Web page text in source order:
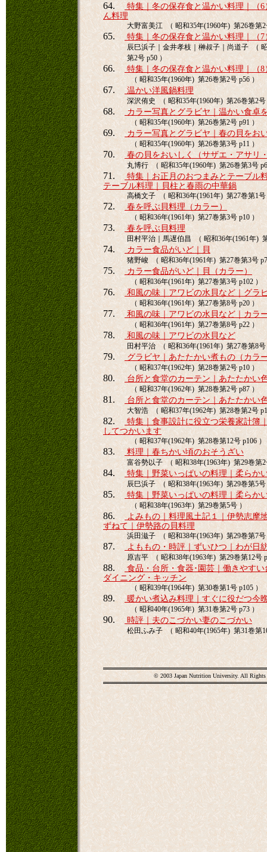
64.
特集｜冬の保存食と温かい料理｜（
ん料理
大野富美江 （ 昭和35年(1960年) 第26巻第2
65. 特集｜冬の保存食と温かい料理｜（
辰巳浜子｜金井孝枝｜榊叔子｜尚道子 （
第2号 p50 ）
66. 特集｜冬の保存食と温かい料理｜（
（ 昭和35年(1960年) 第26巻第2号 p56 ）
67. 温かい洋風鍋料理
深沢侑史 （ 昭和35年(1960年) 第26巻第2号
68. カラー写真とグラビヤ｜温かい食卓
（ 昭和35年(1960年) 第26巻第2号 p91 ）
69. カラー写真とグラビヤ｜春の貝をお
（ 昭和35年(1960年) 第26巻第3号 p11 ）
70. 春の貝をおいしく（サザエ・アサリ
丸博行 （ 昭和35年(1960年) 第26巻第3号
71.
特集｜お正月のおつまみとテーブル
テーブル料理｜貝柱と春雨の中華鍋
高橋文子 （ 昭和36年(1961年) 第27巻第1号
72. 春を呼ぶ貝料理（カラー）
（ 昭和36年(1961年) 第27巻第3号 p10 ）
73. 春を呼ぶ貝料理
田村平治｜馬遅伯昌 （ 昭和36年(1961年)
74. カラー食品がいど｜貝
猪野峻 （ 昭和36年(1961年) 第27巻第3号
75. カラー食品がいど｜貝（カラー）
（ 昭和36年(1961年) 第27巻第3号 p102 ）
76. 和風の味｜アワビの水貝など｜グラ
（ 昭和36年(1961年) 第27巻第8号 p20 ）
77. 和風の味｜アワビの水貝など｜カラ
（ 昭和36年(1961年) 第27巻第8号 p22 ）
78. 和風の味｜アワビの水貝など
田村平治 （ 昭和36年(1961年) 第27巻第8号
79. グラビヤ｜あたたかい煮もの（カラ
（ 昭和37年(1962年) 第28巻第2号 p10 ）
80. 台所と食堂のカーテン｜あたたかい
（ 昭和37年(1962年) 第28巻第2号 p87 ）
81. 台所と食堂のカーテン｜あたたかい
大智浩 （ 昭和37年(1962年) 第28巻第2号
82.
特集｜食事設計に役立つ栄養家計簿
してつかいます
（ 昭和37年(1962年) 第28巻第12号 p106 ）
83. 料理｜春ちかい頃のおそうざい
富谷勢以子 （ 昭和38年(1963年) 第29巻第2
84. 特集｜野菜いっぱいの料理｜柔らか
辰巳浜子 （ 昭和38年(1963年) 第29巻第5号
85. 特集｜野菜いっぱいの料理｜柔らか
（ 昭和38年(1963年) 第29巻第5号 ）
86.
よみもの｜料理風土記１｜伊勢志摩
ずねて｜伊勢路の貝料理
浜田滋子 （ 昭和38年(1963年) 第29巻第7号
87. よももの・時評｜ずいひつ｜わが日
原吉平 （ 昭和38年(1963年) 第29巻第12号
88.
食品・台所・食器･園芸｜働きやす
ダイニング・キッチン
（ 昭和39年(1964年) 第30巻第1号 p105 ）
89. 暖かい煮込み料理｜すぐに役だつ今
（ 昭和40年(1965年) 第31巻第2号 p73 ）
90. 時評｜夫のこづかい妻のこづかい
松田ふみ子 （ 昭和40年(1965年) 第31巻第
© 2003 Japan Nutrition University. All Rights